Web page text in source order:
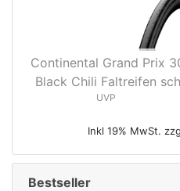
Continental Grand Prix
Black Chili Faltreifen
UVP
Inkl 19% MwSt.
Bestseller